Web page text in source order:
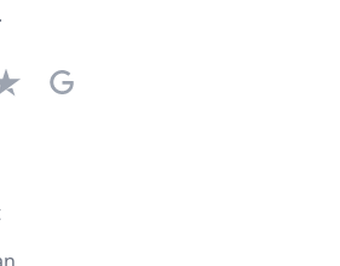
Google Business Profile